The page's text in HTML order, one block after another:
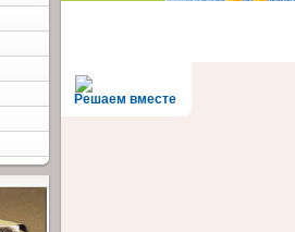
Решаем вместе